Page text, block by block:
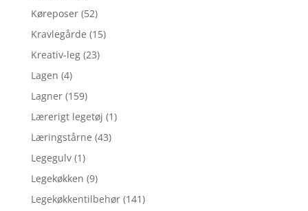
Køreposer (52)
Kravlegårde (15)
Kreativ-leg (23)
Lagen (4)
Lagner (159)
Lærerigt legetøj (1)
Læringstårne (43)
Legegulv (1)
Legekøkken (9)
Legekøkkentilbehør (141)